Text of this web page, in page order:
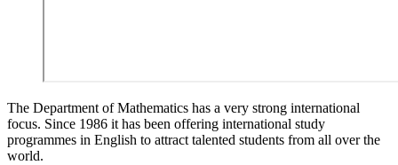
The Department of Mathematics has a very strong international
focus. Since 1986 it has been offering international study
programmes in English to attract talented students from all over the
world.